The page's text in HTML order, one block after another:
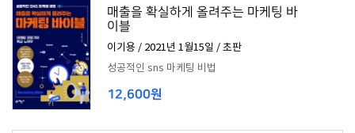
매출을 확실하게 올려주는 마케팅 바
이블
이기용 / 2021년 1월15일 / 초판
성공적인 sns 마케팅 비법
12,600원